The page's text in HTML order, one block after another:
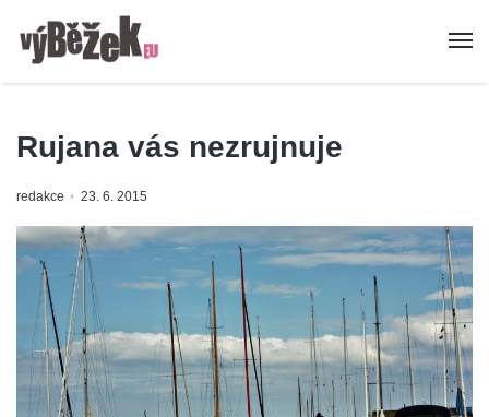
Rujana vás nezrujnuje
redakce 23. 6. 2015